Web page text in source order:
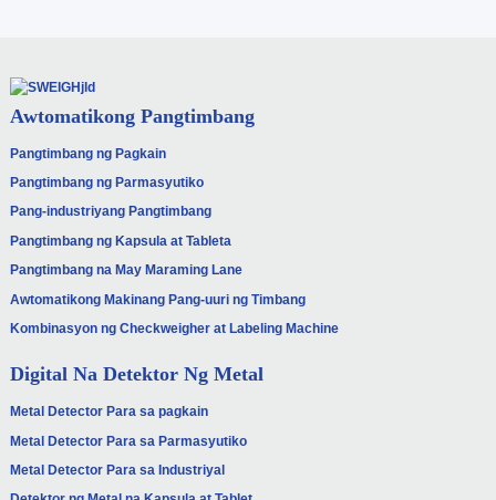
Awtomatikong Pangtimbang
Pangtimbang ng Pagkain
Pangtimbang ng Parmasyutiko
Pang-industriyang Pangtimbang
Pangtimbang ng Kapsula at Tableta
Pangtimbang na May Maraming Lane
Awtomatikong Makinang Pang-uuri ng Timbang
Kombinasyon ng Checkweigher at Labeling Machine
Digital Na Detektor Ng Metal
Metal Detector Para sa pagkain
Metal Detector Para sa Parmasyutiko
Metal Detector Para sa Industriyal